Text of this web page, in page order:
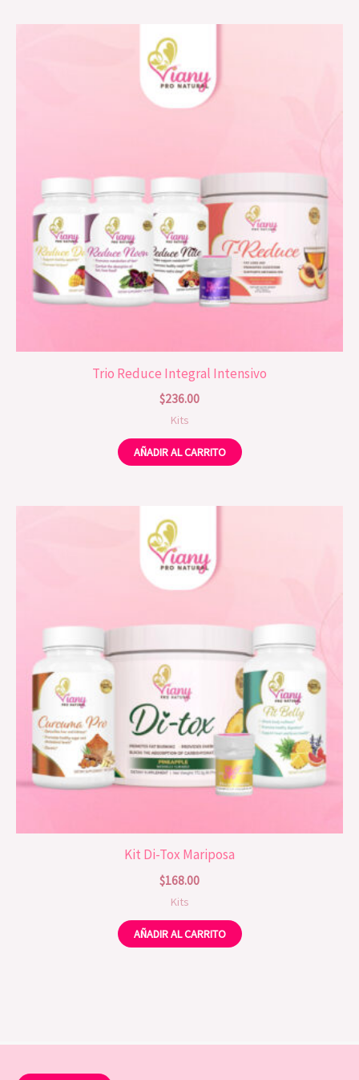
Trio Reduce Integral Intensivo
$236.00
Kits
AÑADIR AL CARRITO
Kit Di-Tox Mariposa
$168.00
Kits
AÑADIR AL CARRITO